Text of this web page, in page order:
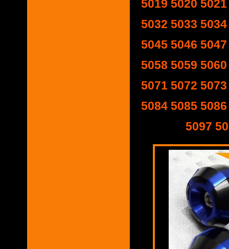
5019 5020 5021
5032 5033 5034
5045 5046 5047
5058 5059 5060
5071 5072 5073
5084 5085 5086
5097